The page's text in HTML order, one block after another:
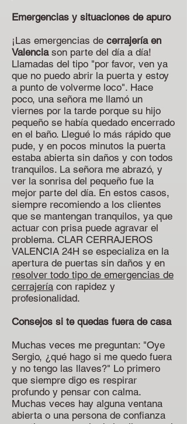
Emergencias y situaciones de apuro
¡Las emergencias de cerrajería en
Valenciason parte del día a día!
Llamadas del tipo "por favor, ven ya
que no puedo abrir la puerta y estoy
a punto de volverme loco". Hace
poco, una señora me llamó un
viernes por la tarde porque su hijo
pequeño se había quedado encerrado
en el baño. Llegué lo más rápido que
pude, y en pocos minutos la puerta
estaba abierta sin daños y con todos
tranquilos. La señora me abrazó, y
ver la sonrisa del pequeño fue la
mejor parte del día. En estos casos,
siempre recomiendo a los clientes
que se mantengan tranquilos, ya que
actuar con prisa puede agravar el
problema. CLAR CERRAJEROS
VALENCIA 24H se especializa en la
apertura de puertas sin daños y en
resolver todo tipo de emergencias de
cerrajería con rapidez y
profesionalidad.
Consejos si te quedas fuera de casa
Muchas veces me preguntan: "Oye
Sergio, ¿qué hago si me quedo fuera
y no tengo las llaves?" Lo primero
que siempre digo es respirar
profundo y pensar con calma.
Muchas veces hay alguna ventana
abierta o una persona de confianza